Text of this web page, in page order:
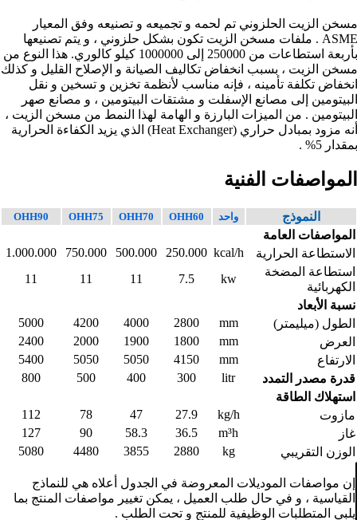
مسخن الزيت الحلزوني تم لحمه و تجميعه و تصنيعه وفق المعيار
ASME . ملفات مسخن الزيت تكون بشكل حلزوني ، و يتم تصنيعها
بأربعة استطاعات من 250000 إلى 1000000 كيلو كالوري. هذا النوع من
مسخن الزيت ، بسبب انخفاض تكاليف الصيانة و الإصلاح القليل و كذلك
انخفاض تكلفة تأمينه ، فإنه مناسب لأنظمة تخزين و تسخين و نقل
البيتومين إلى مصانع الإسفلت و مشتقات البيتومين ، و مصانع صهر
البيتومين . من الميزات البارزة و الهامة لهذا النمط من مسخن الزيت ،
أنه مزود بمبادل حراري (Heat Exchanger) الذي يزيد الكفاءة الحرارية
بمقدار 5% .
المواصفات الفنية
النموذج واحد OHH60
OHH70
OHH75
OHH90
المواصفات العامة
الاستطاعة الحرارية
kcal/h
250.000
500.000
750.000
1.000.000
استطاعة المضخة
الكهربائية
kw
7.5
11
11
11
نسبة الأبعاد
الطول (ميليمتر)
mm
2800
4000
4200
5000
العرض
mm
1800
1900
2000
2400
الارتفاع
mm
4150
5050
5050
5400
قدرة مصدر التمدد
litr
300
400
500
800
استهلاك الطاقة
مازوت
kg/h
27.9
47
78
112
غاز
m³h
36.5
58.3
90
127
الوزن التقريبي
kg
2880
3855
4480
5080
إن مواصفات الموديلات المعروضة في الجدول أعلاه هي للنماذج
القياسية ، و في حال طلب العميل ، يمكن تغيير مواصفات المنتج بما
يلبي المتطلبات الوظيفية للمنتج و تحت الطلب .